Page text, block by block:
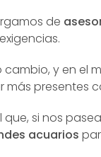
de
cambio, y en el
más presentes
que, si nos
acuarios